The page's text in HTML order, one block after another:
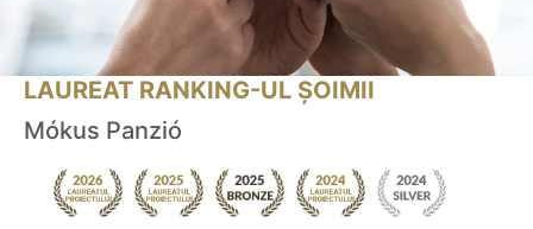
LAUREAT RANKING-UL ȘOIMII
Mókus Panzió